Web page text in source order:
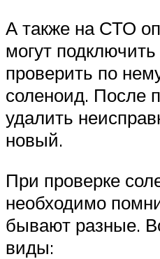
А также на СТО
могут
проверить по
соленоид. После
удалить
новый.
При проверке
необходимо
бывают разные.
виды: